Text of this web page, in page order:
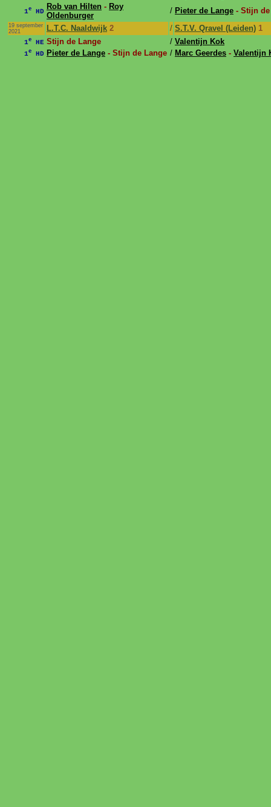
1e HD
Rob van Hilten - Roy
Oldenburger
/ Pieter de Lange - Stijn
19 september
2021
L.T.C. Naaldwijk 2 / S.T.V. Qravel (Leiden) 1
1e HE Stijn de Lange / Valentijn Kok
1e HD Pieter de Lange - Stijn de Lange / Marc Geerdes - Valentijn